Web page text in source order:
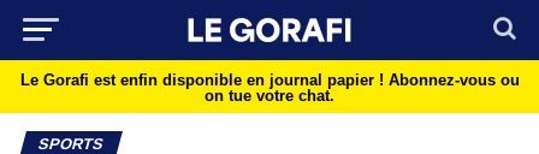
Le Gorafi est enfin disponible en journal papier ! Abonnez-vous ou
on tue votre chat.
SPORTS